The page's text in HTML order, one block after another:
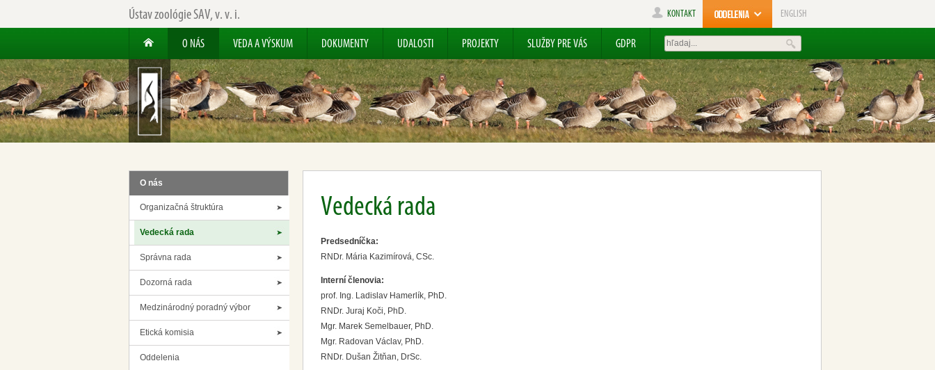
Ústav zoológie SAV, v. v. i. ENGLISH
KONTAKT
O NÁS VEDA A VÝSKUM DOKUMENTY UDALOSTI PROJEKTY SLUŽBY PRE VÁS GDPR
O nás
Organizačná štruktúra
Vedecká rada
Správna rada
Dozorná rada
Medzinárodný poradný výbor
Etická komisia
Oddelenia
Vedecká rada
Predsedníčka:
RNDr. Mária Kazimírová, CSc.
Interní členovia:
prof. Ing. Ladislav Hamerlík, PhD.
RNDr. Juraj Koči, PhD.
Mgr. Marek Semelbauer, PhD.
Mgr. Radovan Václav, PhD.
RNDr. Dušan Žitňan, DrSc.